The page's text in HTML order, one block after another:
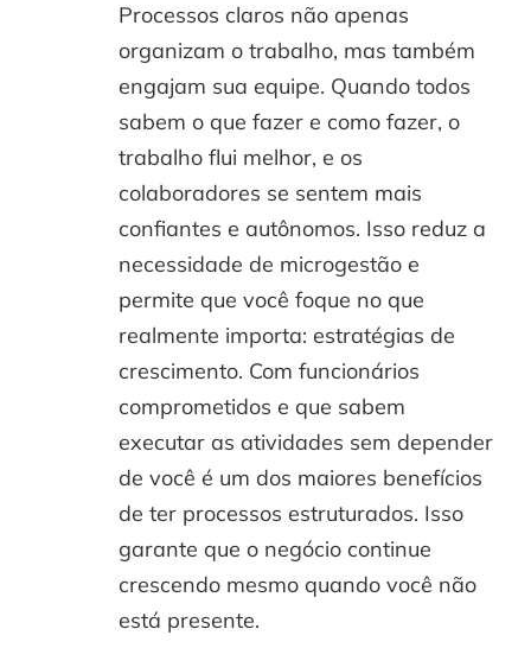
Processos claros não apenas
organizam o trabalho, mas também
engajam sua equipe. Quando todos
sabem o que fazer e como fazer, o
trabalho flui melhor, e os
colaboradores se sentem mais
confiantes e autônomos. Isso reduz a
necessidade de microgestão e
permite que você foque no que
realmente importa: estratégias de
crescimento. Com funcionários
comprometidos e que sabem
executar as atividades sem depender
de você é um dos maiores benefícios
de ter processos estruturados. Isso
garante que o negócio continue
crescendo mesmo quando você não
está presente.